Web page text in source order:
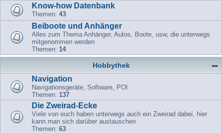
Know-how Datenbank
Themen: 43
Beiboote und Anhänger
Alles zum Thema Anhänger, Autos, Boote, usw, die unterwegs
mitgenommen werden
Themen: 14
Hobbythek
Navigation
Navigationsgeräte, Software, POI
Themen: 137
Die Zweirad-Ecke
Viele von euch haben unterwegs auch ein Zweirad dabei, hier
kann man sich darüber austauschen
Themen: 63